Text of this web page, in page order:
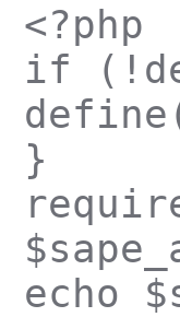
<?php
if
}
echo